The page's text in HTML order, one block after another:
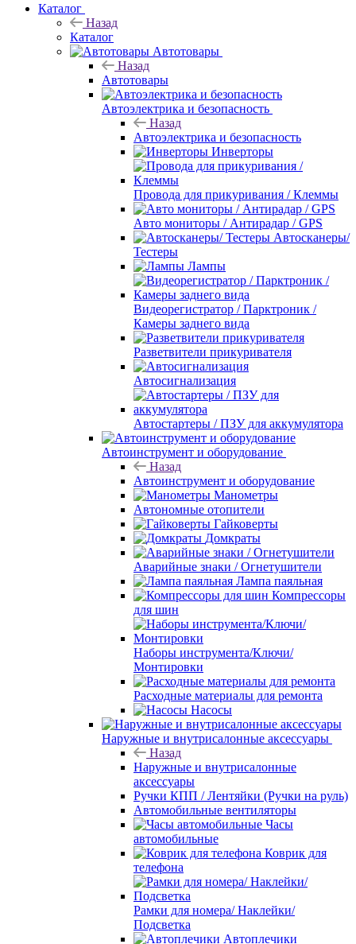
Каталог
Назад
Каталог
Автотовары
Назад
Автотовары
Автоэлектрика и безопасность
Назад
Автоэлектрика и безопасность
Инверторы
Провода для прикуривания / Клеммы
Авто мониторы / Антирадар / GPS
Автосканеры/
Тестеры
Лампы
Видеорегистратор / Парктроник /
Камеры заднего вида
Разветвители прикуривателя
Автосигнализация
Автостартеры / ПЗУ для аккумулятора
Автоинструмент и оборудование
Назад
Автоинструмент и оборудование
Манометры
Автономные отопители
Гайковерты
Домкраты
Аварийные знаки / Огнетушители
Лампа паяльная
Компрессоры
для шин
Наборы инструмента/Ключи/
Монтировки
Расходные материалы для ремонта
Насосы
Наружные и внутрисалонные аксессуары
Назад
Наружные и внутрисалонные
аксессуары
Ручки КПП / Лентяйки (Ручки на руль)
Автомобильные вентиляторы
Часы
автомобильные
Коврик для
телефона
Рамки для номера/ Наклейки/
Подсветка
Автоплечики